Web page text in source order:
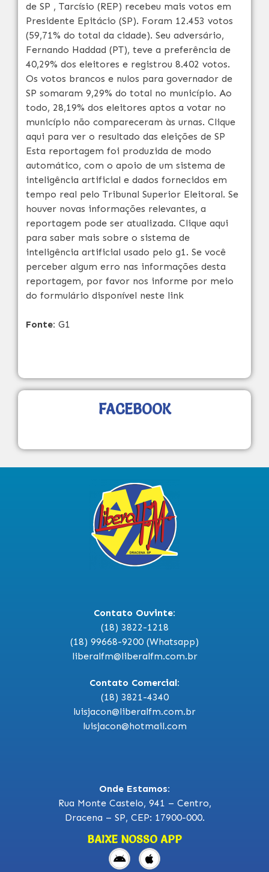
de SP , Tarcísio (REP) recebeu mais votos em
Presidente Epitácio (SP). Foram 12.453 votos
(59,71% do total da cidade). Seu adversário,
Fernando Haddad (PT), teve a preferência de
40,29% dos eleitores e registrou 8.402 votos.
Os votos brancos e nulos para governador de
SP somaram 9,29% do total no município. Ao
todo, 28,19% dos eleitores aptos a votar no
município não compareceram às urnas. Clique
aqui para ver o resultado das eleições de SP
Esta reportagem foi produzida de modo
automático, com o apoio de um sistema de
inteligência artificial e dados fornecidos em
tempo real pelo Tribunal Superior Eleitoral. Se
houver novas informações relevantes, a
reportagem pode ser atualizada. Clique aqui
para saber mais sobre o sistema de
inteligência artificial usado pelo g1. Se você
perceber algum erro nas informações desta
reportagem, por favor nos informe por meio
do formulário disponível neste link
Fonte: G1
FACEBOOK
Contato Ouvinte:
(18) 3822-1218
(18) 99668-9200 (Whatsapp)
liberalfm@liberalfm.com.br
Contato Comercial:
(18) 3821-4340
luisjacon@liberalfm.com.br
luisjacon@hotmail.com
Onde Estamos:
Rua Monte Castelo, 941 – Centro,
Dracena – SP, CEP: 17900-000.
BAIXE NOSSO APP